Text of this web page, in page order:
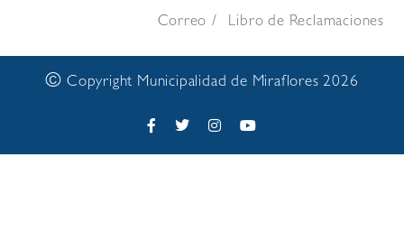
Correo Libro de Reclamaciones
© Copyright Municipalidad de Miraflores 2026